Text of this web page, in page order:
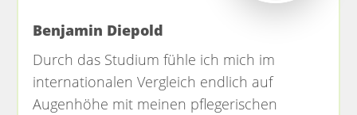
Benjamin Diepold
Durch das Studium fühle ich mich im
internationalen Vergleich endlich auf
Augenhöhe mit meinen pflegerischen